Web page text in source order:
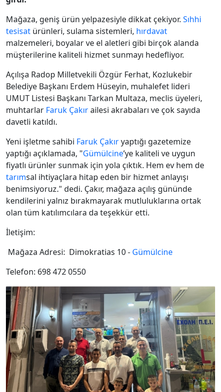
Mağaza, geniş ürün yelpazesiyle dikkat çekiyor. Sıhhi
tesisat ürünleri, sulama sistemleri, hırdavat
malzemeleri, boyalar ve el aletleri gibi birçok alanda
müşterilerine kaliteli hizmet sunmayı hedefliyor.
Açılışa Radop Milletvekili Özgür Ferhat, Kozlukebir
Belediye Başkanı Erdem Hüseyin, muhalefet lideri
UMUT Listesi Başkanı Tarkan Multaza, meclis üyeleri,
muhtarlar Faruk Çakırailesi akrabaları ve çok sayıda
davetli katıldı.
Yeni işletme sahibi Faruk Çakıryaptığı gazetemize
yaptığı açıklamada, "Gümülcine’ye kaliteli ve uygun
fiyatlı ürünler sunmak için yola çıktık. Hem ev hem de
tarımsal ihtiyaçlara hitap eden bir hizmet anlayışı
benimsiyoruz." dedi. Çakır, mağaza açılış gününde
kendilerini yalnız bırakmayarak mutluluklarına ortak
olan tüm katılımcılara da teşekkür etti.
İletişim:
Mağaza Adresi: Dimokratias 10 - Gümülcine
Telefon: 698 472 0550